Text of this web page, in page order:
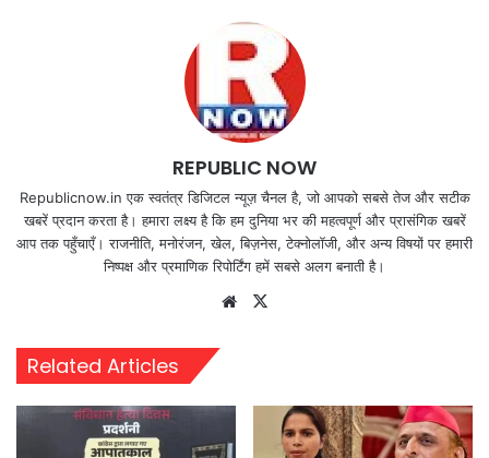
REPUBLIC NOW
Republicnow.in एक स्वतंत्र डिजिटल न्यूज़ चैनल है, जो आपको सबसे तेज और सटीक
खबरें प्रदान करता है। हमारा लक्ष्य है कि हम दुनिया भर की महत्वपूर्ण और प्रासंगिक खबरें
आप तक पहुँचाएँ। राजनीति, मनोरंजन, खेल, बिज़नेस, टेक्नोलॉजी, और अन्य विषयों पर हमारी
निष्पक्ष और प्रमाणिक रिपोर्टिंग हमें सबसे अलग बनाती है।
Website
Related Articles